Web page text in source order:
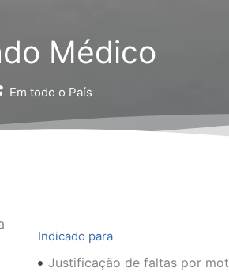
Médico
Em todo o País
Indicado para
Justificação de faltas por